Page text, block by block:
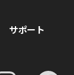
サポート